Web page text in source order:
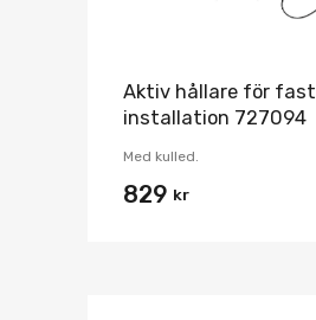
Aktiv hållare för fast
installation 727094
Med kulled.
829 kr